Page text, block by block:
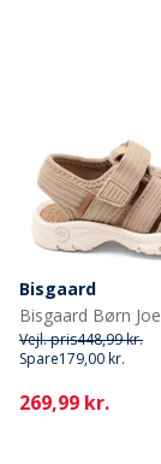
Bisgaard
Vejl. pris448,99 kr.
Spare179,00 kr.
Current
269,99 kr.